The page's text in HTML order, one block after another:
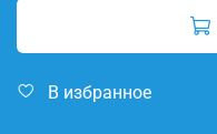
В избранное